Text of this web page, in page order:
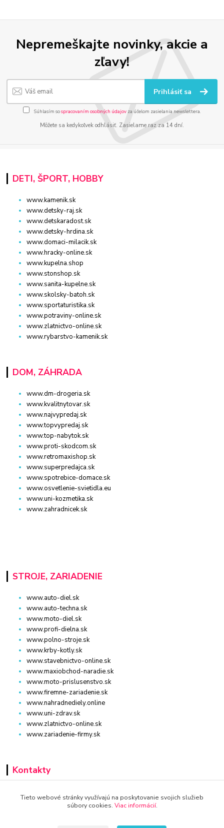
Nepremeškajte novinky, akcie a
zľavy!
Prihlásiť sa
Súhlasím sospracovaním osobných údajov za účelom zasielania newslettera.
Môžete sa kedykoľvek odhlásiť. Zasielame raz za 14 dní.
DETI, ŠPORT, HOBBY
www.kamenik.sk
www.detsky-raj.sk
www.detskaradost.sk
www.detsky-hrdina.sk
www.domaci-milacik.sk
www.hracky-online.sk
www.kupelna.shop
www.stonshop.sk
www.sanita-kupelne.sk
www.skolsky-batoh.sk
www.sportaturistika.sk
www.potraviny-online.sk
www.zlatnictvo-online.sk
www.rybarstvo-kamenik.sk
DOM, ZÁHRADA
www.dm-drogeria.sk
www.kvalitnytovar.sk
www.najvypredaj.sk
www.topvypredaj.sk
www.top-nabytok.sk
www.proti-skodcom.sk
www.retromaxishop.sk
www.superpredajca.sk
www.spotrebice-domace.sk
www.osvetlenie-svietidla.eu
www.uni-kozmetika.sk
www.zahradnicek.sk
STROJE, ZARIADENIE
www.auto-diel.sk
www.auto-techna.sk
www.moto-diel.sk
www.profi-dielna.sk
www.polno-stroje.sk
www.krby-kotly.sk
www.stavebnictvo-online.sk
www.maxiobchod-naradie.sk
www.moto-prislusenstvo.sk
www.firemne-zariadenie.sk
www.nahradnediely.online
www.uni-zdrav.sk
www.zlatnictvo-online.sk
www.zariadenie-firmy.sk
Kontakty
+421 940 949 000
Tieto webové stránky využívajú na poskytovanie svojich služieb
súbory cookies. Viac informácií.